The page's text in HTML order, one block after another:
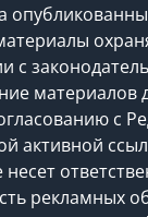
с
материалов
с
активной
рекламных